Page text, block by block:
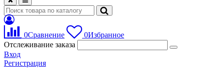
0Сравнение 0Избранное
Отслеживание заказа
Вход
Регистрация